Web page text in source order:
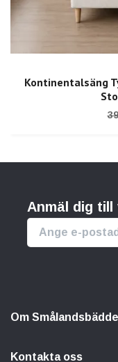
Kontinentalsäng
Anmäl dig
Om
Kontakta oss